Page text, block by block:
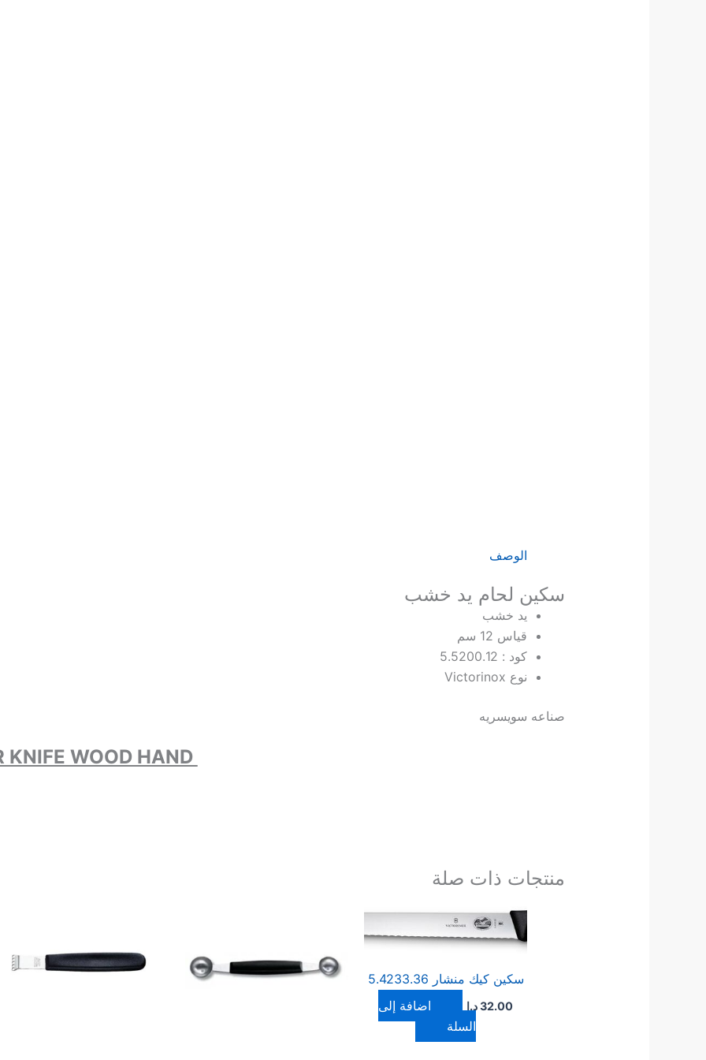
الوصف
سكين لحام يد خشب
يد خشب
قياس 12 سم
كود : 5.5200.12
نوع Victorinox
صناعه سويسريه
KNIFE WOOD HAND
منتجات ذات صلة
سكين كيك منشار 5.4233.36
32.00د.ا
إضافة إلى
السلة